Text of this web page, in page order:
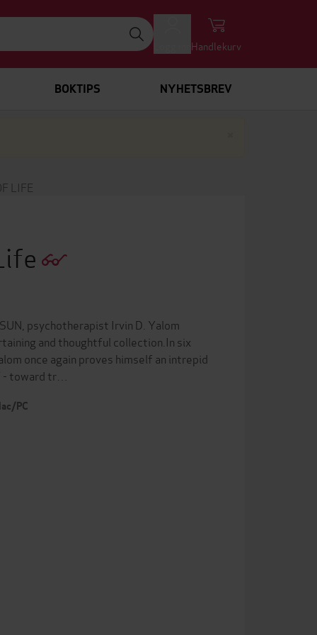
Handlekurv
BOKTIPS NYHETSBREV
LIFE
psychotherapist Irvin D. Yalom
and thoughtful collection.In six
once again proves himself an intrepid
- toward tr…
PC